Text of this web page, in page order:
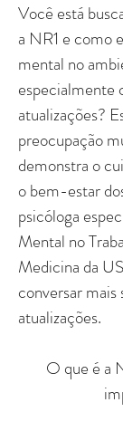
Você está
a NR1 e como
mental no
especialmente
atualizações?
preocupação
demonstra o
o bem-estar
psicóloga
Mental no
Medicina da
conversar mais
atualizações.
O que é a